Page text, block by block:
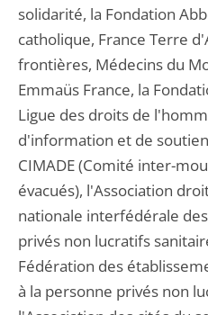
solidarité, la Fondation
catholique, France Terre
frontières, Médecins du
Emmaüs France, la
Ligue des droits de
d'information et de
CIMADE (Comité inter-
évacués), l'Association
nationale interfédérale
privés non lucratifs
Fédération des
à la personne privés non